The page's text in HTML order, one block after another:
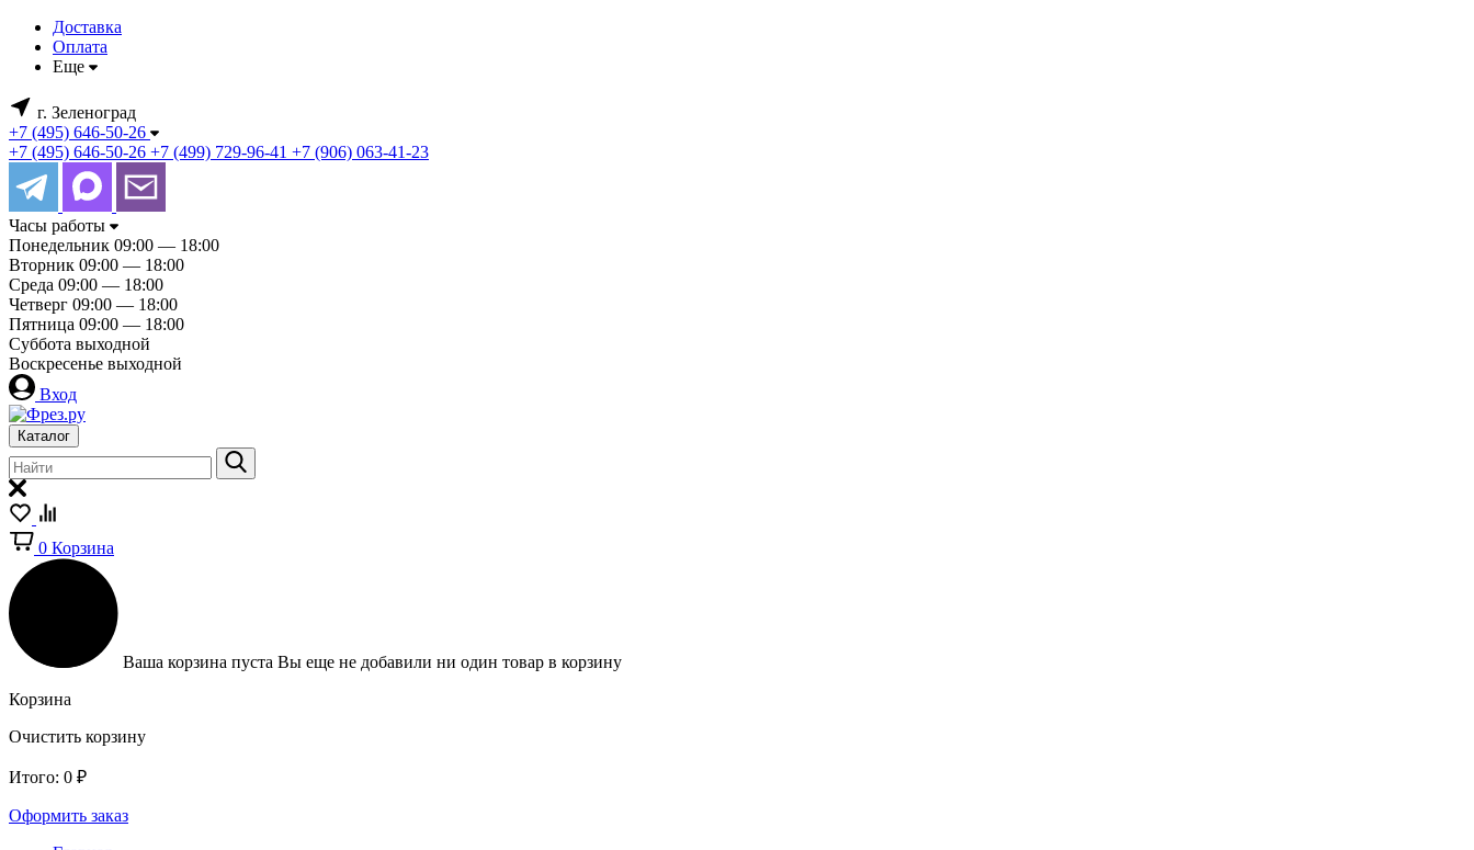
Доставка
Оплата
Еще
г. Зеленоград
+7 (495) 646-50-26
+7 (495) 646-50-26 +7 (499) 729-96-41 +7 (906) 063-41-23
Часы работы
Понедельник 09:00 — 18:00
Вторник 09:00 — 18:00
Среда 09:00 — 18:00
Четверг 09:00 — 18:00
Пятница 09:00 — 18:00
Суббота выходной
Воскресенье выходной
Вход
Каталог
0 Корзина
Ваша корзина пуста Вы еще не добавили ни один товар в корзину
Корзина
Очистить корзину
Итого: 0 ₽
Оформить заказ